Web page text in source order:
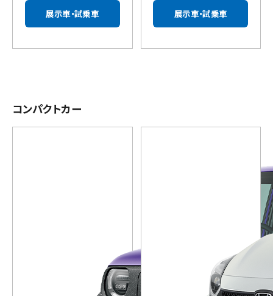
展示車・試乗車 展示車・試乗車
コンパクトカー